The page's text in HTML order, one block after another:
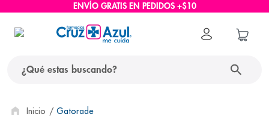
ENVÍO GRATIS EN PEDIDOS +$10
Gatorade
términos más buscados